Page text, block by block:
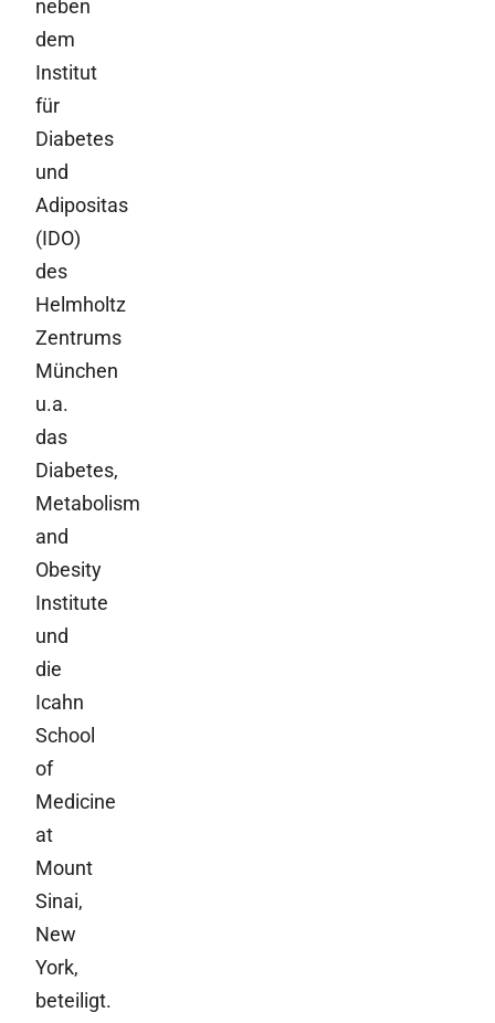
neben
dem
Institut
für
Diabetes
und
Adipositas
(IDO)
des
Helmholtz
Zentrums
München
u.a.
das
Diabetes,
Metabolism
and
Obesity
Institute
und
die
Icahn
School
of
Medicine
at
Mount
Sinai,
New
York,
beteiligt.